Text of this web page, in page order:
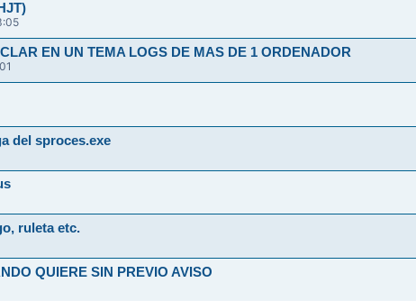
EN UN TEMA LOGS DE MAS DE 1 ORDENADOR
del sproces.exe
ruleta etc.
QUIERE SIN PREVIO AVISO